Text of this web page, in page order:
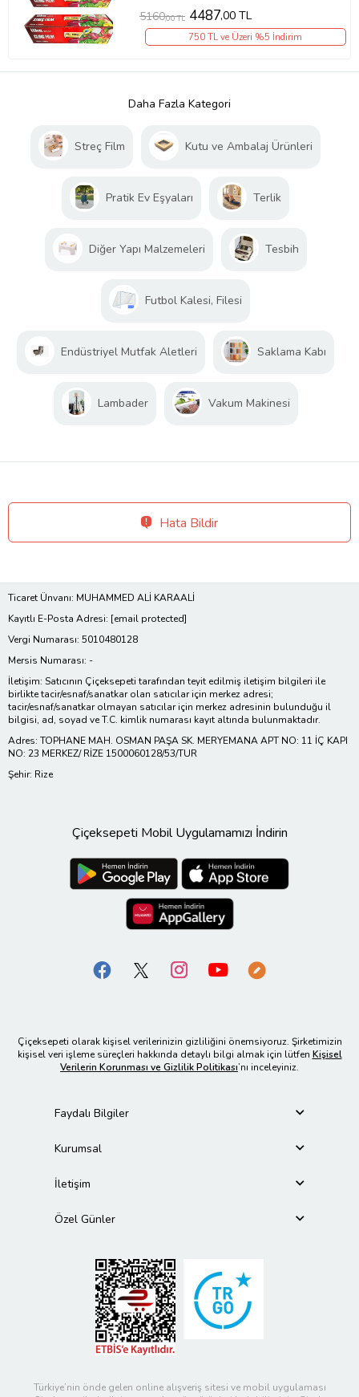
5160,00 TL 4487,00 TL
750 TL ve Üzeri %5 İndirim
Daha Fazla Kategori
Streç Film Kutu ve Ambalaj Ürünleri
Pratik Ev Eşyaları Terlik
Diğer Yapı Malzemeleri Tesbih
Futbol Kalesi, Filesi
Endüstriyel Mutfak Aletleri Saklama Kabı
Lambader Vakum Makinesi
Hata Bildir
Ticaret Ünvanı: MUHAMMED ALİ KARAALİ
Kayıtlı E-Posta Adresi: [email protected]
Vergi Numarası: 5010480128
Mersis Numarası: -
İletişim: Satıcının Çiçeksepeti tarafından teyit edilmiş iletişim bilgileri ile
birlikte tacir/esnaf/sanatkar olan satıcılar için merkez adresi;
tacir/esnaf/sanatkar olmayan satıcılar için merkez adresinin bulunduğu il
bilgisi, ad, soyad ve T.C. kimlik numarası kayıt altında bulunmaktadır.
Adres: TOPHANE MAH. OSMAN PAŞA SK. MERYEMANA APT NO: 11 İÇ KAPI
NO: 23 MERKEZ/ RİZE 1500060128/53/TUR
Şehir: Rize
Çiçeksepeti Mobil Uygulamamızı İndirin
Çiçeksepeti olarak kişisel verilerinizin gizliliğini önemsiyoruz. Şirketimizin
kişisel veri işleme süreçleri hakkında detaylı bilgi almak için lütfen Kişisel
Verilerin Korunması ve Gizlilik Politikası’nı inceleyiniz.
Faydalı Bilgiler
Kurumsal
İletişim
Özel Günler
Türkiye’nin önde gelen online alışveriş sitesi ve mobil uygulaması